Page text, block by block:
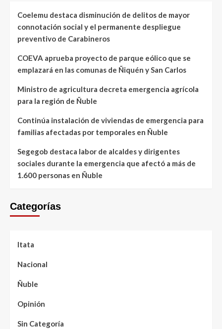
Coelemu destaca disminución de delitos de mayor
connotación social y el permanente despliegue
preventivo de Carabineros
COEVA aprueba proyecto de parque eólico que se
emplazará en las comunas de Ñiquén y San Carlos
Ministro de agricultura decreta emergencia agrícola
para la región de Ñuble
Continúa instalación de viviendas de emergencia para
familias afectadas por temporales en Ñuble
Segegob destaca labor de alcaldes y dirigentes
sociales durante la emergencia que afectó a más de
1.600 personas en Ñuble
Categorías
Itata
Nacional
Ñuble
Opinión
Sin Categoría